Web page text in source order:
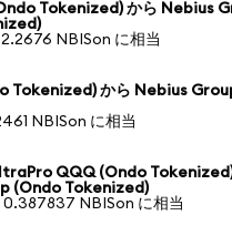
Tokenized) から Nebius
NBISon に相当
Tokenized) から Nebius
NBISon に相当
QQQ (Ondo
(Ondo Tokenized)
0.387837 NBISon に相当